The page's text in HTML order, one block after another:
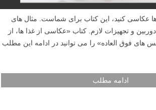
عکاسی کنید، این کتاب برای شماست. مثال های
و تجهیزات لازم. کتاب «عکاسی از غذا ها، از
فوق العاده» را می توانید در ادامه این مطلب
ادامه مطلب